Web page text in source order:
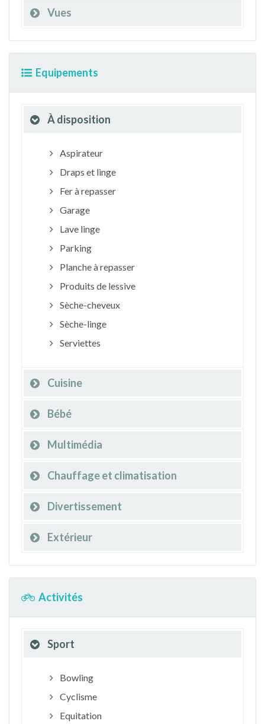
Vues
Equipements
À disposition
Aspirateur
Draps et linge
Fer à repasser
Garage
Lave linge
Parking
Planche à repasser
Produits de lessive
Sèche-cheveux
Sèche-linge
Serviettes
Cuisine
Bébé
Multimédia
Chauffage et climatisation
Divertissement
Extérieur
Activités
Sport
Bowling
Cyclisme
Equitation